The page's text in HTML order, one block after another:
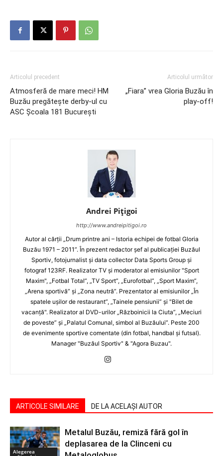
Articolul precedent
Atmosferă de mare meci! HM
Buzău pregăteşte derby-ul cu
ASC Şcoala 181 Bucureşti
Articolul următor
„Fiara” vrea Gloria Buzău în
play-off!
Andrei Pițigoi
http://www.andreipitigoi.ro
Autor al cărţii „Drum printre ani – Istoria echipei de fotbal Gloria
Buzău 1971 – 2011”. În prezent redactor şef al publicaţiei Buzăul
Sportiv, fotojurnalist şi data collector Data Sports Group şi
fotograf 123RF. Realizator TV şi moderator al emisiunilor "Sport
Maxim", „Fotbal Total”, „TV Sport”, „Eurofotbal”, „Sport Maxim”,
„Arena sportivă” şi „Zona neutră”. Prezentator al emisiunilor „În
spatele uşilor de restaurant”, „Tainele pensiunii” şi "Bilet de
vacanţă". Realizator al DVD-urilor „Războinicii la Ciuta”, „Meciuri
de poveste” şi „Palatul Comunal, simbol al Buzăului”. Peste 200
de evenimente sportive comentate (din fotbal, handbal şi futsal).
Manager "Buzăul Sportiv" & "Agora Buzau".
ARTICOLE SIMILARE DE LA ACELAȘI AUTOR
Alegerea
Metalul Buzău, remiză fără gol în
deplasarea de la Clinceni cu